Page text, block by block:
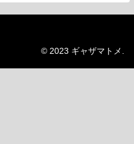
© 2023 ギャザマトメ.